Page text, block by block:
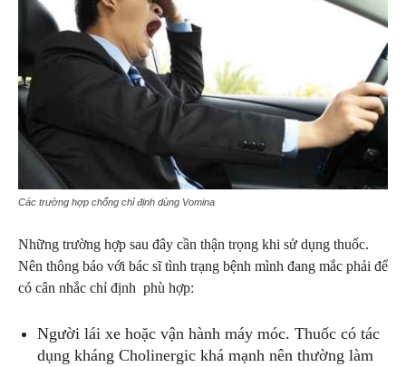
Các trường hợp chống chỉ định dùng Vomina
Những trường hợp sau đây cần thận trọng khi sử dụng thuốc.
Nên thông báo với bác sĩ tình trạng bệnh mình đang mắc phải để
có cân nhắc chỉ định phù hợp:
Người lái xe hoặc vận hành máy móc. Thuốc có tác
dụng kháng Cholinergic khá mạnh nên thường làm